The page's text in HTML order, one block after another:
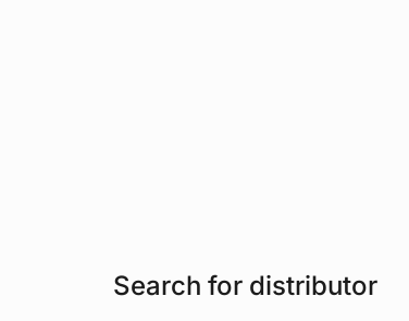
Search for distributor